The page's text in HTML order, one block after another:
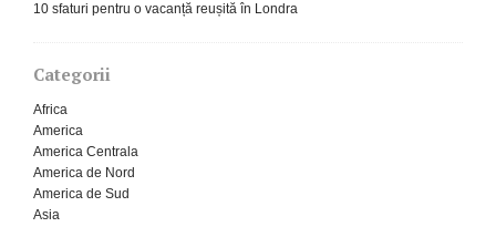
10 sfaturi pentru o vacanță reușită în Londra
Categorii
Africa
America
America Centrala
America de Nord
America de Sud
Asia